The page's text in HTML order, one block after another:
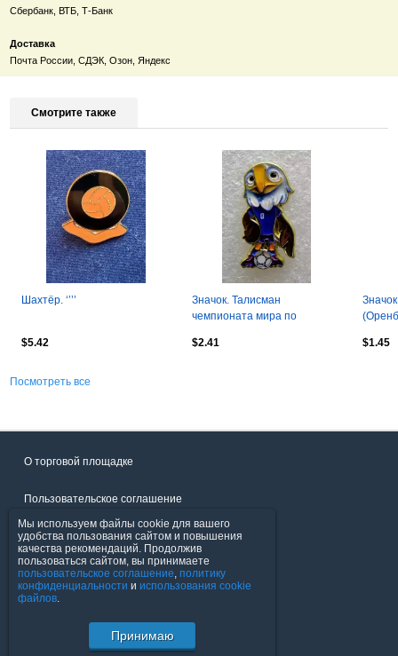
Сбербанк, ВТБ, Т-Банк
Доставка
Почта России, СДЭК, Озон, Яндекс
Смотрите также
Шахтёр. ‘’’’
$5.42
Значок. Талисман
чемпионата мира по
орлан Клатч. 3 см.
$2.41 $1.45
Посмотреть все
О торговой площадке
Пользовательское соглашение
Политика конфиденциальности
Продавцы
© FavoritMarket.com
Мы используем файлы cookie для вашего
удобства пользования сайтом и повышения
качества рекомендаций. Продолжив
пользоваться сайтом, вы принимаете
пользовательское соглашение, политику
конфиденциальности и использования cookie
файлов.
Принимаю